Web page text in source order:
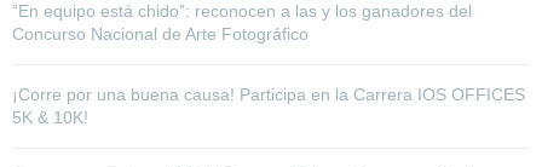
“En equipo está chido”: reconocen a las y los ganadores del
Concurso Nacional de Arte Fotográfico
¡Corre por una buena causa! Participa en la Carrera IOS OFFICES
5K & 10K!